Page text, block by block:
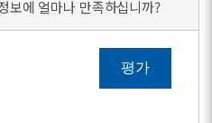
보에 얼마나 만족하십니까?
평가